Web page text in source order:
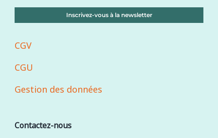
Inscrivez-vous à la newsletter
CGV
CGU
Gestion des données
Contactez-nous